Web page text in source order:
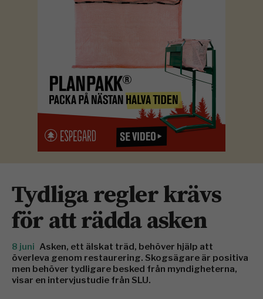
Tydliga regler krävs
för att rädda asken
8 juni Asken, ett älskat träd, behöver hjälp att
överleva genom restaurering. Skogsägare är positiva
men behöver tydligare besked från myndigheterna,
visar en intervjustudie från SLU.